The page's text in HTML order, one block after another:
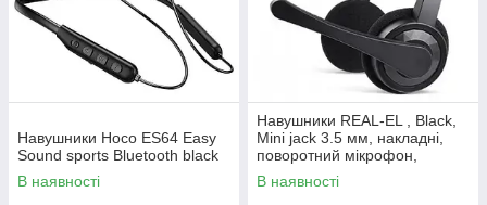
Навушники Hoco ES64 Easy
Sound sports Bluetooth black
В наявності
Навушники REAL-EL , Black,
Mini jack 3.5 мм, накладні,
поворотний мікрофон,
кабель 1.5 м
В наявності